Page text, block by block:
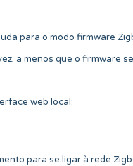
para o modo firmware
a menos que o firmware
web local:
para se ligar à rede